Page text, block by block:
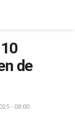
de
- 08:00